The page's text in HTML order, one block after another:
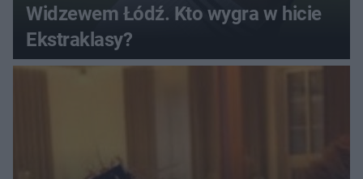
Widzewem Łódź. Kto wygra w hicie
Ekstraklasy?